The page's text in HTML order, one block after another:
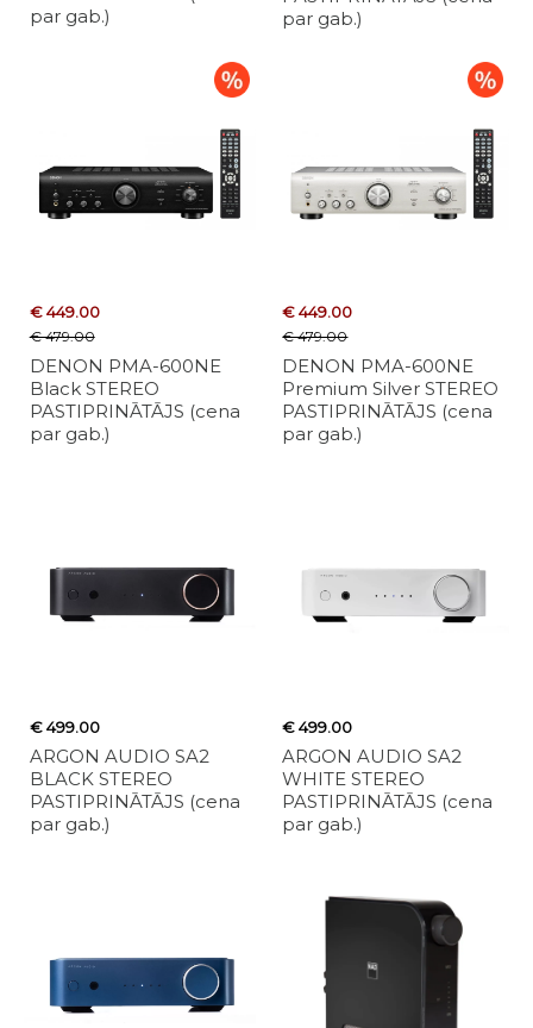
par gab.)
par gab.)
€ 449.00
€ 479.00
DENON PMA-600NE
Black STEREO
PASTIPRINĀTĀJS (cena
par gab.)
€ 449.00
€ 479.00
DENON PMA-600NE
Premium Silver STEREO
PASTIPRINĀTĀJS (cena
par gab.)
€ 499.00
ARGON AUDIO SA2
BLACK STEREO
PASTIPRINĀTĀJS (cena
par gab.)
€ 499.00
ARGON AUDIO SA2
WHITE STEREO
PASTIPRINĀTĀJS (cena
par gab.)